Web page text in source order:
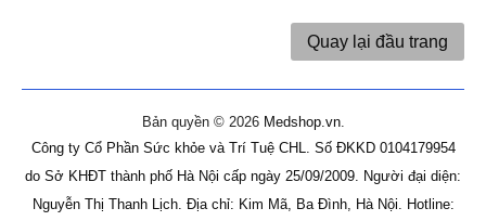
Quay lại đầu trang
Bản quyền © 2026 Medshop.vn.
Công ty Cổ Phần Sức khỏe và Trí Tuệ CHL. Số ĐKKD 0104179954
do Sở KHĐT thành phố Hà Nội cấp ngày 25/09/2009. Người đại diện:
Nguyễn Thị Thanh Lịch. Địa chỉ: Kim Mã, Ba Đình, Hà Nội. Hotline: